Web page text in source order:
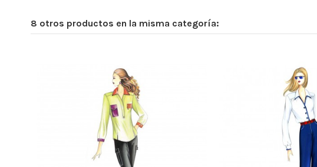
8 otros productos en la misma categoría: